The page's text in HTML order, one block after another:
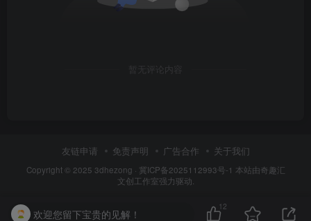
暂无评论内容
友链申请 免责声明 广告合作 关于我们
Copyright © 2025 3dhezong · 冀ICP备2025112993号-1 本站由奇趣汇
文创工作室强力驱动.
欢迎您留下宝贵的见解！
12